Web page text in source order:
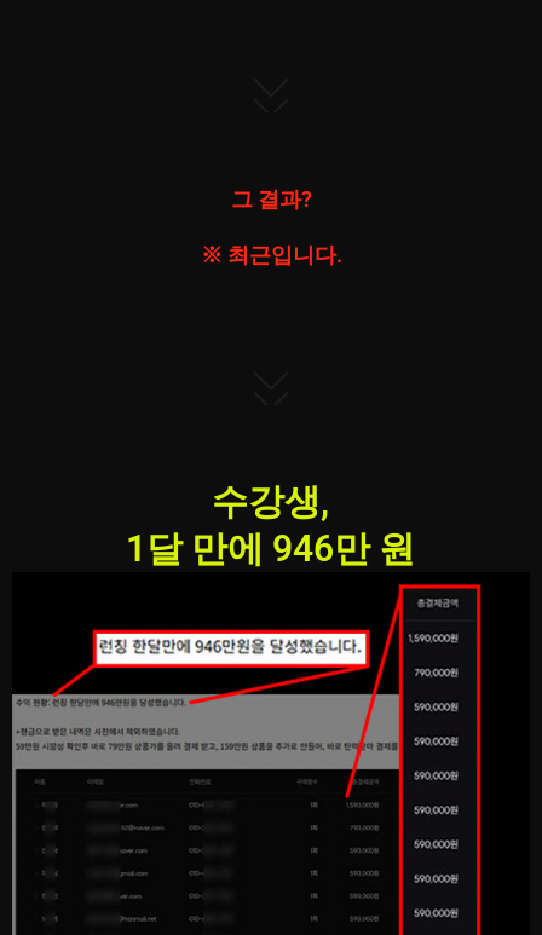
그 결과?
※ 최근입니다.
수강생,
1달 만에 946만 원